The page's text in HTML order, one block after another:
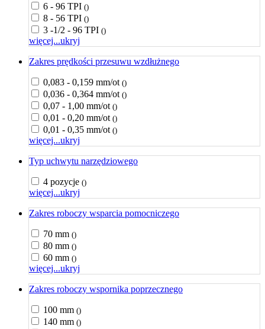
6 - 96 TPI ()
8 - 56 TPI ()
3 -1/2 - 96 TPI ()
więcej...ukryj
Zakres prędkości przesuwu wzdłużnego
0,083 - 0,159 mm/ot ()
0,036 - 0,364 mm/ot ()
0,07 - 1,00 mm/ot ()
0,01 - 0,20 mm/ot ()
0,01 - 0,35 mm/ot ()
więcej...ukryj
Typ uchwytu narzędziowego
4 pozycje ()
więcej...ukryj
Zakres roboczy wsparcia pomocniczego
70 mm ()
80 mm ()
60 mm ()
więcej...ukryj
Zakres roboczy wspornika poprzecznego
100 mm ()
140 mm ()